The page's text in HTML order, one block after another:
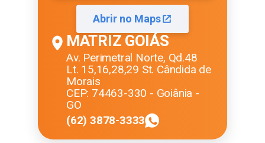
Abrir no Maps
MATRIZ GOIÁS
Av. Perimetral Norte, Qd.48
Lt. 15,16,28,29 St. Cândida de
Morais
CEP: 74463-330 - Goiânia -
GO
(62) 3878-3333